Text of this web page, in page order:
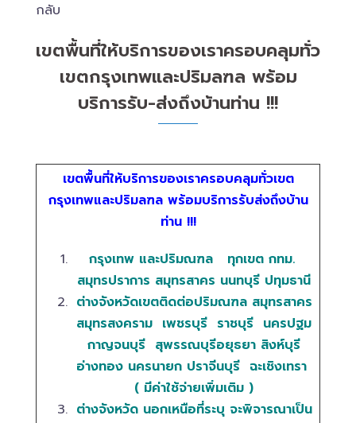
กลับ
เขตพื้นที่ให้บริการของเราครอบคลุมทั่ว
เขตกรุงเทพและปริมลฑล พร้อม
บริการรับ-ส่งถึงบ้านท่าน !!!
เขตพื้นที่ให้บริการของเราครอบคลุมทั่วเขต
กรุงเทพและปริมลฑล พร้อมบริการรับส่งถึงบ้าน
ท่าน !!!
กรุงเทพ และปริมณฑลทุกเขต กทม.
สมุทรปราการ สมุทรสาคร นนทบุรี ปทุมธานี
ต่างจังหวัดเขตติดต่อปริมณฑลสมุทรสาคร
สมุทรสงคราม เพชรบุรี ราชบุรี นครปฐม
กาญจนบุรี สุพรรณบุรีอยุธยา สิงห์บุรี
อ่างทอง นครนายก ปราจีนบุรี ฉะเชิงเทรา
( มีค่าใช้จ่ายเพิ่มเติม )
ต่างจังหวัด นอกเหนือที่ระบุ จะพิจารณาเป็น